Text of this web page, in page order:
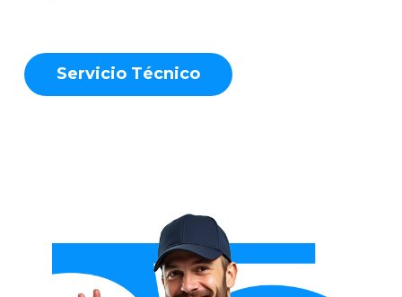
Servicio Técnico